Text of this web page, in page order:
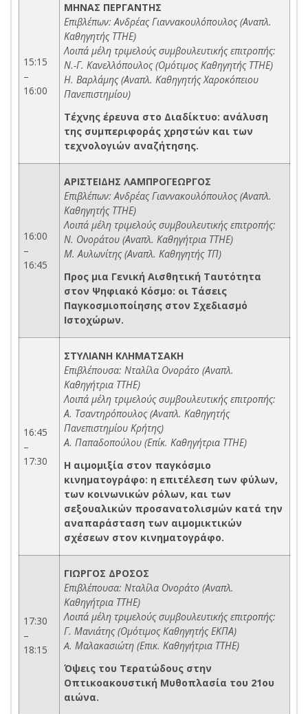
15:15
–
16:00
ΜΗΝΑΣ ΠΕΡΓΑΝΤΗΣ
Επιβλέπων: Ανδρέας Γιαννακουλόπουλος (Αναπλ.
Καθηγητής ΤΤΗΕ)
Λοιπά μέλη τριμελούς συμβουλευτικής επιτροπής:
Ν.-Γ. Κανελλόπουλος (Ομότιμος Καθηγητής ΤΤΗΕ)
Η. Βαρλάμης (Αναπλ. Καθηγητής Χαροκόπειου
Πανεπιστημίου)
Τέχνης έρευνα στο Διαδίκτυο: ανάλυση
της συμπεριφοράς χρηστών και των
τεχνολογιών αναζήτησης.
16:00
–
16:45
ΑΡΙΣΤΕΙΔΗΣ ΛΑΜΠΡΟΓΕΩΡΓΟΣ
Επιβλέπων: Ανδρέας Γιαννακουλόπουλος (Αναπλ.
Καθηγητής ΤΤΗΕ)
Λοιπά μέλη τριμελούς συμβουλευτικής επιτροπής:
Ν. Ονοράτου (Αναπλ. Καθηγήτρια ΤΤΗΕ)
Μ. Αυλωνίτης (Αναπλ. Καθηγητής ΤΠ)
Προς μια Γενική Αισθητική Ταυτότητα
στον Ψηφιακό Κόσμο: οι Τάσεις
Παγκοσμιοποίησης στον Σχεδιασμό
Ιστοχώρων.
16:45
–
17:30
ΣΤΥΛΙΑΝΗ ΚΛΗΜΑΤΣΑΚΗ
Επιβλέπουσα: Νταλίλα Ονοράτο (Αναπλ.
Καθηγήτρια ΤΤΗΕ)
Λοιπά μέλη τριμελούς συμβουλευτικής επιτροπής:
Α. Τσαντηρόπουλος (Αναπλ. Καθηγητής
Πανεπιστημίου Κρήτης)
Α. Παπαδοπούλου (Επίκ. Καθηγήτρια ΤΤΗΕ)
Η αιμομιξία στον παγκόσμιο
κινηματογράφο: η επιτέλεση των φύλων,
των κοινωνικών ρόλων, και των
σεξουαλικών προσανατολισμών κατά την
αναπαράσταση των αιμομικτικών
σχέσεων στον κινηματογράφο.
17:30
–
18:15
ΓΙΩΡΓΟΣ ΔΡΟΣΟΣ
Επιβλέπουσα: Νταλίλα Ονοράτο (Αναπλ.
Καθηγήτρια ΤΤΗΕ)
Λοιπά μέλη τριμελούς συμβουλευτικής επιτροπής:
Γ. Μανιάτης (Ομότιμος Καθηγητής ΕΚΠΑ)
A. Μαλακασιώτη (Επικ. Καθηγήτρια ΤΤΗΕ)
Όψεις του Τερατώδους στην
Οπτικοακουστική Μυθοπλασία του 21ου
αιώνα.